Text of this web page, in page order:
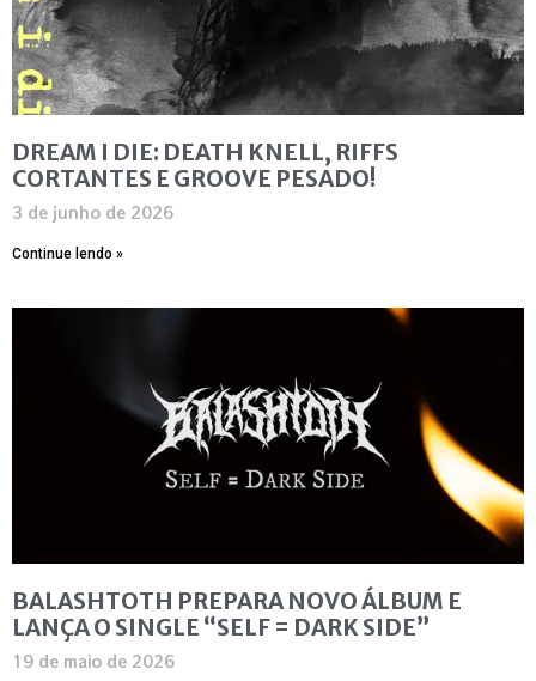
DREAM I DIE: DEATH KNELL, RIFFS
CORTANTES E GROOVE PESADO!
3 de junho de 2026
Continue lendo »
BALASHTOTH PREPARA NOVO ÁLBUM E
LANÇA O SINGLE “SELF = DARK SIDE”
19 de maio de 2026